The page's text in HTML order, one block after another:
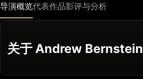
导演概览代表作品影评与分析
关于 Andrew Bernstein